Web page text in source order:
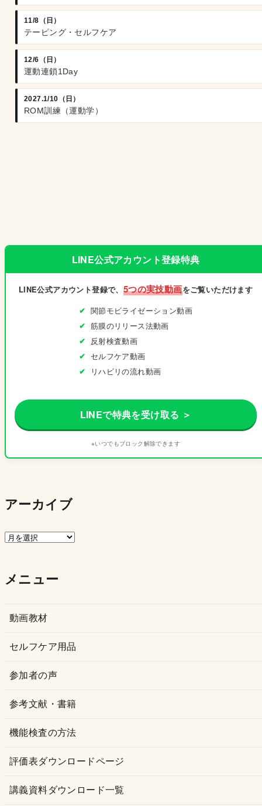
11/8（日）
テーピング・セルフケア
12/6（日）
運動連鎖1Day
2027.1/10（日）
ROM訓練（運動学）
LINE公式アカウント登録特典
LINE公式アカウント登録で、 5つの実技動画をご覧いただけます
関節モビライゼーション動画
筋膜のリリース法動画
反射検査動画
セルフケア動画
リハビリの流れ動画
LINEで特典を受け取る ＞
※いつでもブロック解除できます
アーカイブ
ア
イ
メニュー
動画教材
セルフケア用品
参加者の声
参考文献・書籍
機能検査の方法
評価表ダウンロードページ
講義資料ダウンロード一覧